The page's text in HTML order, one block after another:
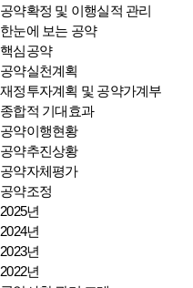
공약확정 및 이행실적 관리
한눈에 보는 공약
핵심공약
공약실천계획
재정투자계획 및 공약가계부
종합적 기대효과
공약이행현황
공약추진상황
공약자체평가
공약조정
2025년
2024년
2023년
2022년